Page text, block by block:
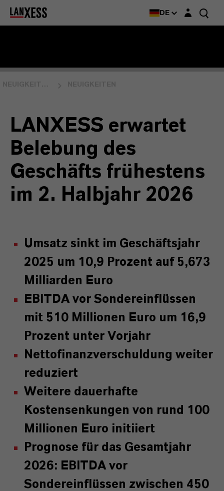
DE Login-Maske
LANXESS erwartet
Belebung des
Geschäfts frühestens
im 2. Halbjahr 2026
Umsatz sinkt im Geschäftsjahr
2025 um 10,9 Prozent auf 5,673
Milliarden Euro
EBITDA vor Sondereinflüssen
mit 510 Millionen Euro um 16,9
Prozent unter Vorjahr
Nettofinanzverschuldung weiter
reduziert
Weitere dauerhafte
Kostensenkungen von rund 100
Millionen Euro initiiert
Prognose für das Gesamtjahr
2026: EBITDA vor
Sondereinflüssen zwischen 450